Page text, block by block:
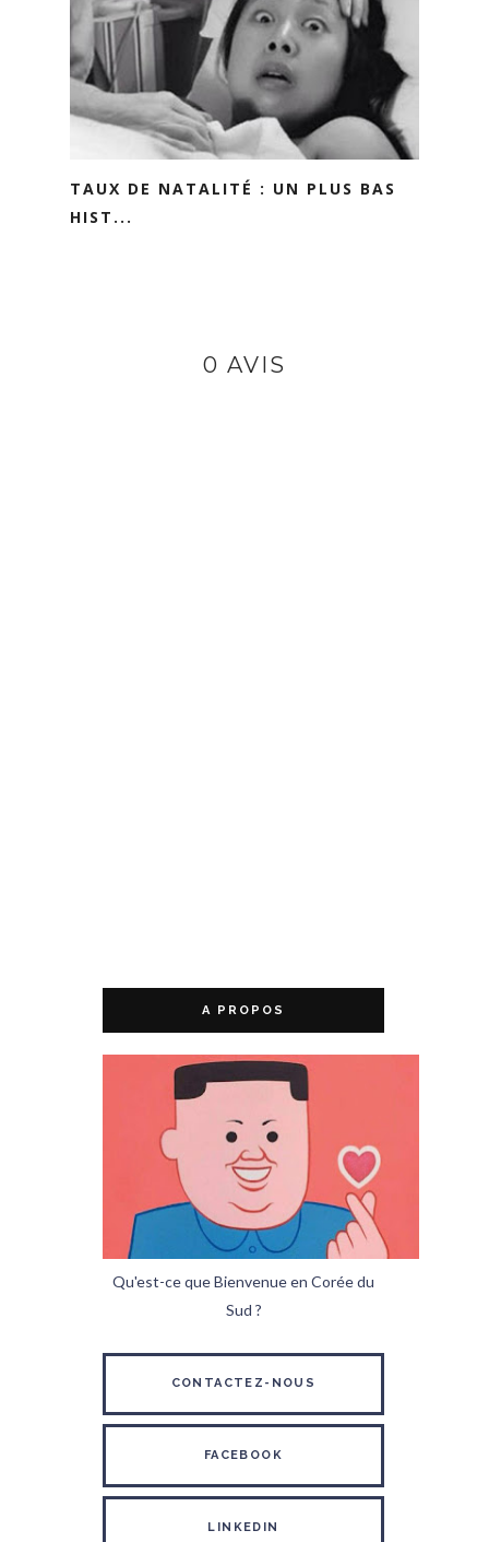
TAUX DE NATALITÉ : UN PLUS BAS
HIST...
0 AVIS
A PROPOS
Qu'est-ce que Bienvenue en Corée du
Sud ?
CONTACTEZ-NOUS
FACEBOOK
LINKEDIN